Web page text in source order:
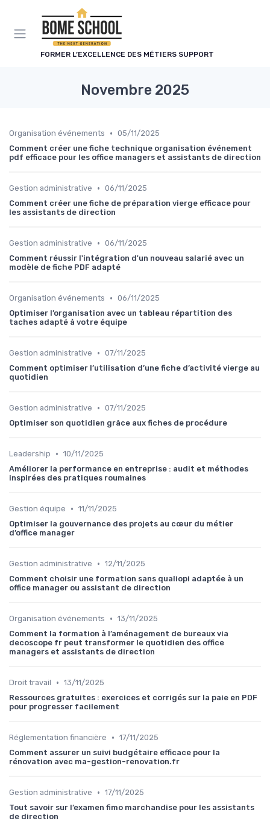
FORMER L’EXCELLENCE DES MÉTIERS SUPPORT
Novembre 2025
Organisation événements • 05/11/2025
Comment créer une fiche technique organisation événement
pdf efficace pour les office managers et assistants de direction
Gestion administrative • 06/11/2025
Comment créer une fiche de préparation vierge efficace pour
les assistants de direction
Gestion administrative • 06/11/2025
Comment réussir l'intégration d'un nouveau salarié avec un
modèle de fiche PDF adapté
Organisation événements • 06/11/2025
Optimiser l’organisation avec un tableau répartition des
taches adapté à votre équipe
Gestion administrative • 07/11/2025
Comment optimiser l’utilisation d’une fiche d’activité vierge au
quotidien
Gestion administrative • 07/11/2025
Optimiser son quotidien grâce aux fiches de procédure
Leadership • 10/11/2025
Améliorer la performance en entreprise : audit et méthodes
inspirées des pratiques roumaines
Gestion équipe • 11/11/2025
Optimiser la gouvernance des projets au cœur du métier
d’office manager
Gestion administrative • 12/11/2025
Comment choisir une formation sans qualiopi adaptée à un
office manager ou assistant de direction
Organisation événements • 13/11/2025
Comment la formation à l’aménagement de bureaux via
decoscope fr peut transformer le quotidien des office
managers et assistants de direction
Droit travail • 13/11/2025
Ressources gratuites : exercices et corrigés sur la paie en PDF
pour progresser facilement
Réglementation financière • 17/11/2025
Comment assurer un suivi budgétaire efficace pour la
rénovation avec ma-gestion-renovation.fr
Gestion administrative • 17/11/2025
Tout savoir sur l’examen fimo marchandise pour les assistants
de direction
Panneau de gestion des cookies